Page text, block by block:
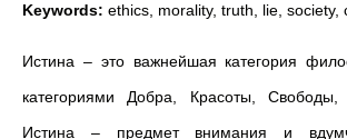
Keywords: ethics, morality, truth, lie, society,
Истина – это важнейшая категория
категориями Добра, Красоты, Свободы,
Истина – предмет внимания и